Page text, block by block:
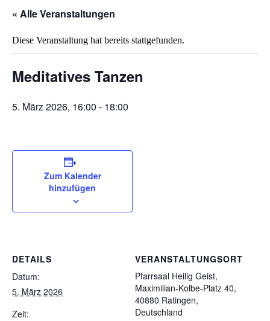
« Alle Veranstaltungen
Diese Veranstaltung hat bereits stattgefunden.
Meditatives Tanzen
5. März 2026, 16:00 - 18:00
Zum Kalender
hinzufügen
DETAILS
Datum:
5. März 2026
Zeit:
VERANSTALTUNGSORT
Pfarrsaal Heilig Geist,
Maximilian-Kolbe-Platz 40,
40880 Ratingen,
Deutschland